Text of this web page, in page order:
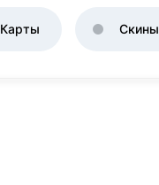
Карты Скины